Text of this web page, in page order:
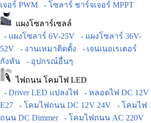
เจอร์ PWM
- โซลาร์ ชาร์จเจอร์ MPPT
แผงโซลาร์เซลล์
- แผงโซลาร์ 6V-25V
- แผงโซลาร์ 36V-
52V
- งานเหมาติดตั้ง
- เจนเนอเรเตอร์
กังหัน
- อุปกรณ์อื่นๆ
ไฟถนน โคมไฟ LED
- Driver LED แปลงไฟ
- หลอดไฟ DC 12V
E27
- โคมไฟถนน DC 12V 24V
- โคมไฟ
ถนน DC Dimmer
- โคมไฟถนน AC 220V